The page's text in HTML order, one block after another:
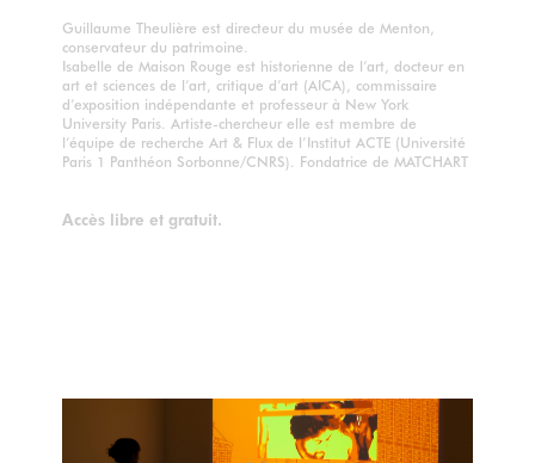
Guillaume Theulière est directeur du musée de Menton,
conservateur du patrimoine.
Isabelle de Maison Rouge est historienne de l’art, docteur en
art et sciences de l’art, critique d’art (AICA), commissaire
d’exposition indépendante et professeur à New York
University Paris. Artiste-chercheur elle est membre de
l’équipe de recherche Art & Flux de l’Institut ACTE (Université
Paris 1 Panthéon Sorbonne/CNRS). Fondatrice de MATCHART
Accès libre et gratuit.